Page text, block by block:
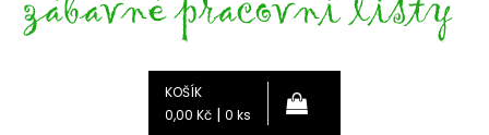
KOŠÍK
0,00 Kč | 0 ks